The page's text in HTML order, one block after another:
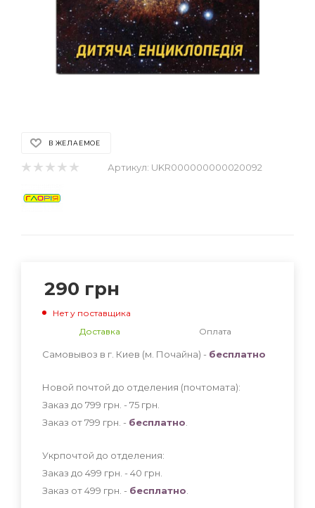
В ЖЕЛАЕМОЕ
Артикул: UKR000000000020092
290 грн
Нет у поставщика
Доставка
Оплата
Самовывоз в г. Киев (м. Почайна) - бесплатно
Новой почтой до отделения (почтомата):
Заказ до 799 грн. - 75 грн
Заказ от 799 грн. - бесплатно
Укрпочтой до отделения:
Заказ до 499 грн. - 40 грн
Заказ от 499 грн. - бесплатно